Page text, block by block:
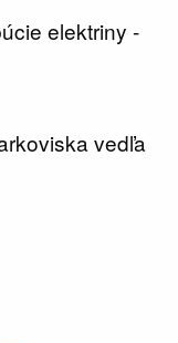
elektriny -
vedľa